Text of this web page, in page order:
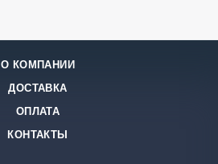
О КОМПАНИИ
ДОСТАВКА
ОПЛАТА
КОНТАКТЫ